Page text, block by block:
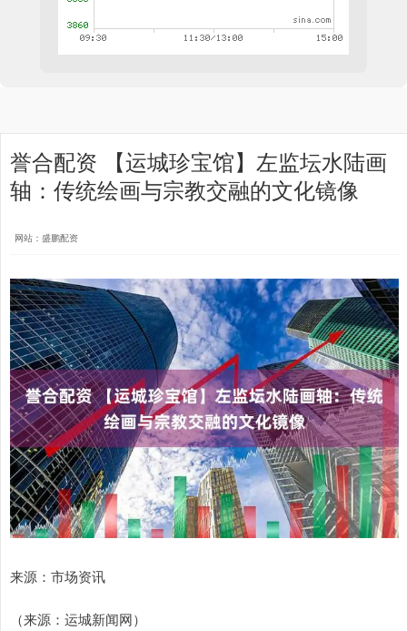
誉合配资 【运城珍宝馆】左监坛水陆画
轴：传统绘画与宗教交融的文化镜像
网站：盛鹏配资
来源：市场资讯
（来源：运城新闻网）